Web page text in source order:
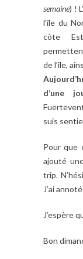
semaine) !
l’île du
côte
de l’île,
d’une
suis
Pour que
ajouté
trip.
J’ai
J’espère
Bon